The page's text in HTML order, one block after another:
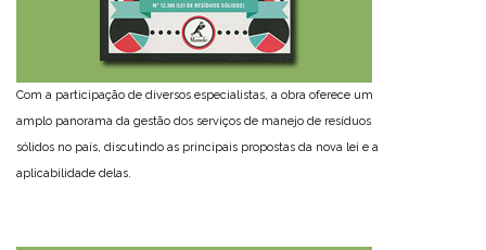
Com a participação de diversos especialistas, a obra oferece um
amplo panorama da gestão dos serviços de manejo de resíduos
sólidos no país, discutindo as principais propostas da nova lei e a
aplicabilidade delas.